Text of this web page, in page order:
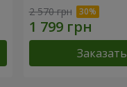
2 570 грн
Заказать